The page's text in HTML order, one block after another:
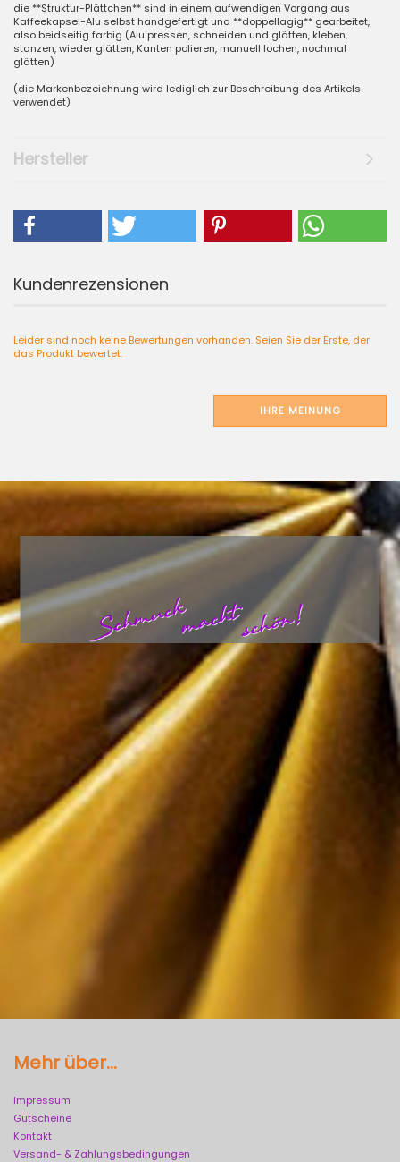
die **Struktur-Plättchen** sind in einem aufwendigen Vorgang aus
Kaffeekapsel-Alu selbst handgefertigt und **doppellagig** gearbeitet,
also beidseitig farbig (Alu pressen, schneiden und glätten, kleben,
stanzen, wieder glätten, Kanten polieren, manuell lochen, nochmal
glätten)
(die Markenbezeichnung wird lediglich zur Beschreibung des Artikels
verwendet)
Hersteller
Kundenrezensionen
Leider sind noch keine Bewertungen vorhanden. Seien Sie der Erste, der
das Produkt bewertet.
IHRE MEINUNG
Mehr über...
Impressum
Gutscheine
Kontakt
Versand- & Zahlungsbedingungen